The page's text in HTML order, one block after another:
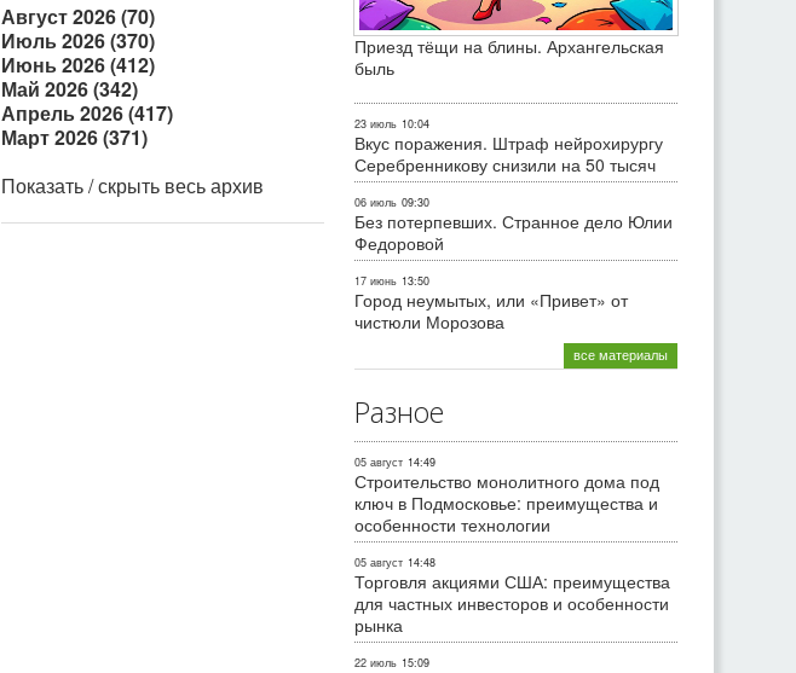
Август 2026 (70)
Июль 2026 (370)
Июнь 2026 (412)
Май 2026 (342)
Апрель 2026 (417)
Март 2026 (371)
Показать / скрыть весь архив
Приезд тёщи на блины. Архангельская
быль
23 июль 10:04
Вкус поражения. Штраф нейрохирургу
Серебренникову снизили на 50 тысяч
06 июль 09:30
Без потерпевших. Странное дело Юлии
Федоровой
17 июнь 13:50
Город неумытых, или «Привет» от
чистюли Морозова
все материалы
Разное
05 август 14:49
Строительство монолитного дома под
ключ в Подмосковье: преимущества и
особенности технологии
05 август 14:48
Торговля акциями США: преимущества
для частных инвесторов и особенности
рынка
22 июль 15:09